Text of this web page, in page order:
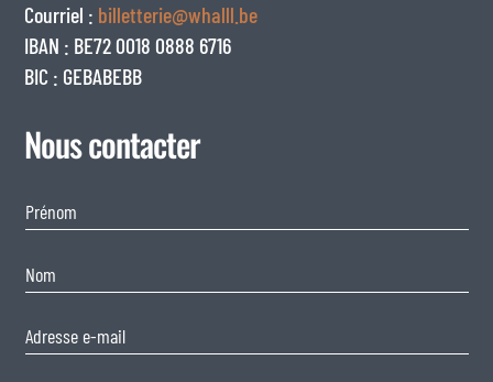
Courriel : billetterie@whalll.be
IBAN : BE72 0018 0888 6716
BIC : GEBABEBB
Nous contacter